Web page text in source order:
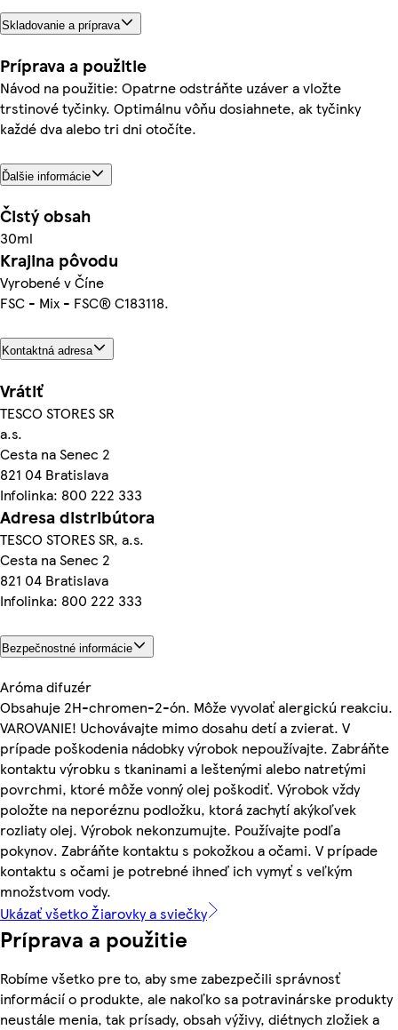
Skladovanie a príprava
Príprava a použitie
Návod na použitie: Opatrne odstráňte uzáver a vložte
trstinové tyčinky. Optimálnu vôňu dosiahnete, ak tyčinky
každé dva alebo tri dni otočíte.
Ďalšie informácie
Čistý obsah
30ml
Krajina pôvodu
Vyrobené v Číne
FSC - Mix - FSC® C183118.
Kontaktná adresa
Vrátiť
TESCO STORES SR
a.s.
Cesta na Senec 2
821 04 Bratislava
Infolinka: 800 222 333
Adresa distribútora
TESCO STORES SR, a.s.
Cesta na Senec 2
821 04 Bratislava
Infolinka: 800 222 333
Bezpečnostné informácie
Aróma difuzér
Obsahuje 2H-chromen-2-ón. Môže vyvolať alergickú reakciu.
VAROVANIE! Uchovávajte mimo dosahu detí a zvierat. V
prípade poškodenia nádobky výrobok nepoužívajte. Zabráňte
kontaktu výrobku s tkaninami a leštenými alebo natretými
povrchmi, ktoré môže vonný olej poškodiť. Výrobok vždy
položte na neporéznu podložku, ktorá zachytí akýkoľvek
rozliaty olej. Výrobok nekonzumujte. Používajte podľa
pokynov. Zabráňte kontaktu s pokožkou a očami. V prípade
kontaktu s očami je potrebné ihneď ich vymyť s veľkým
množstvom vody.
Ukázať všetko Žiarovky a sviečky
Príprava a použitie
Robíme všetko pre to, aby sme zabezpečili správnosť
informácií o produkte, ale nakoľko sa potravinárske produkty
neustále menia, tak prísady, obsah výživy, diétnych zložiek a